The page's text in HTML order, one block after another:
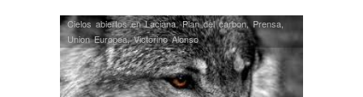
Cielos abiertos en Laciana,Plan del carbon,Prensa,
Union Europea,Victorino Alonso